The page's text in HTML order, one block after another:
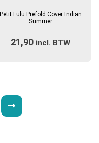
heeft
variaties.
Petit Lulu Prefold Cover Indian
Summer
21,90 incl. BTW